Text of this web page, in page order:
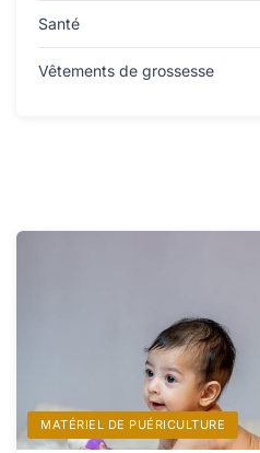
Santé
Vêtements de grossesse
MATÉRIEL DE PUÉRICULTURE